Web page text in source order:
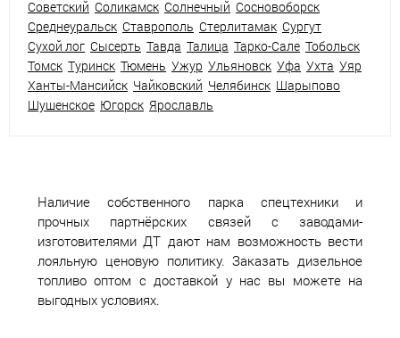
Советский Соликамск Солнечный Сосновоборск
Среднеуральск Ставрополь Стерлитамак Сургут
Сухой лог Сысерть Тавда Талица Тарко-Сале Тобольск
Томск Туринск Тюмень Ужур Ульяновск Уфа Ухта Уяр
Ханты-Мансийск Чайковский Челябинск Шарыпово
Шушенское Югорск Ярославль
Наличие собственного парка спецтехники и
прочных партнёрских связей с заводами-
изготовителями ДТ дают нам возможность вести
лояльную ценовую политику. Заказать дизельное
топливо оптом с доставкой у нас вы можете на
выгодных условиях.